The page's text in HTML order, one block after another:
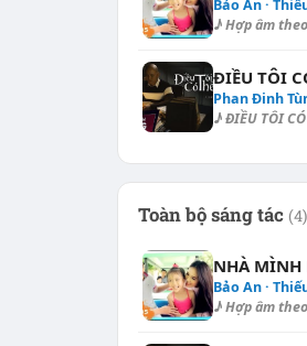
Bảo An ·
♪ Hợp âm
ĐIỀU TÔI
Phan Đinh
♪ ĐIỀU TÔI
Toàn bộ sáng tác (4)
NHÀ MÌNH
Bảo An ·
♪ Hợp âm